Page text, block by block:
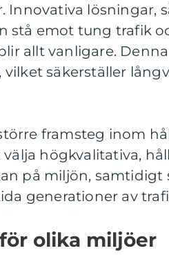
Innovativa lösningar,
stå emot tung trafik
allt vanligare.
säkerställer
framsteg inom
högkvalitativa,
på miljön, samtidigt
generationer av
olika miljöer